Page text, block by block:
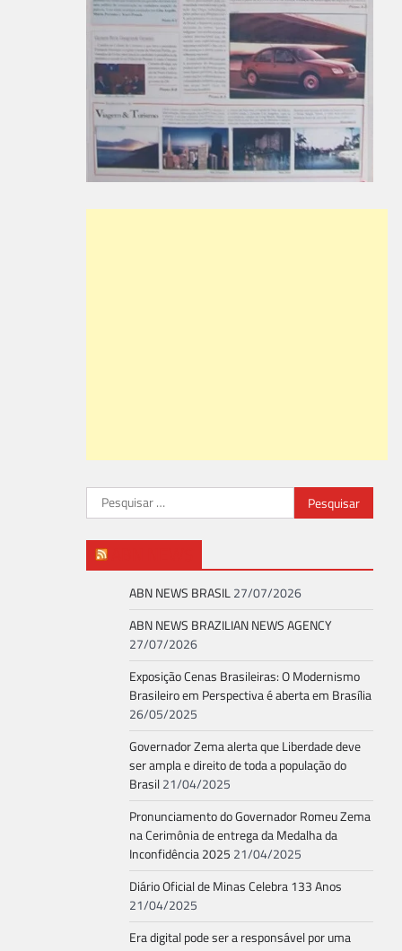
Pesquisar
por:
ABN NEWS BRASIL27/07/2026
ABN NEWS BRAZILIAN NEWS AGENCY
27/07/2026
Exposição Cenas Brasileiras: O Modernismo
Brasileiro em Perspectiva é aberta em Brasília
26/05/2025
Governador Zema alerta que Liberdade deve
ser ampla e direito de toda a população do
Brasil21/04/2025
Pronunciamento do Governador Romeu Zema
na Cerimônia de entrega da Medalha da
Inconfidência 2025 21/04/2025
Diário Oficial de Minas Celebra 133 Anos
21/04/2025
Era digital pode ser a responsável por uma